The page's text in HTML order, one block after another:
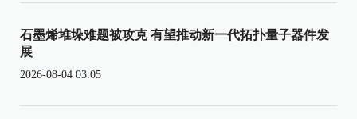
石墨烯堆垛难题被攻克 有望推动新一代拓扑量子器件发
展
2026-08-04 03:05